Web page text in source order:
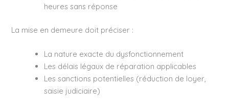
heures sans réponse
La mise en demeure doit préciser :
La nature exacte du dysfonctionnement
Les délais légaux de réparation applicables
Les sanctions potentielles (réduction de loyer,
saisie judiciaire)